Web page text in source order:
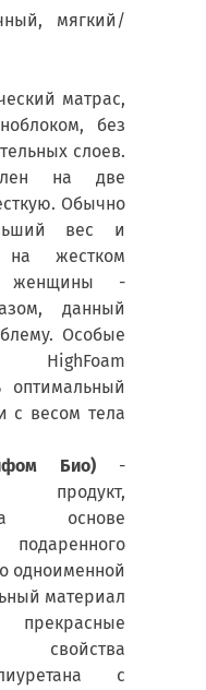
мягкий/
матрас,
без
слоев.
на две
Обычно
вес и
на жестком
женщины -
данный
Особые
HighFoam
оптимальный
с весом тела
Био)-
продукт,
основе
подаренного
одноименной
материал
свойства
с